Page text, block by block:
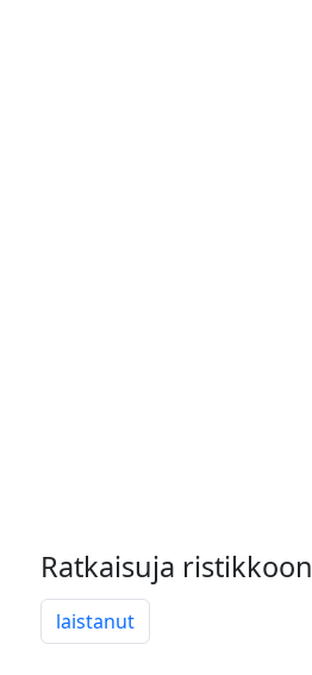
Ratkaisuja ristikkoon
laistanut